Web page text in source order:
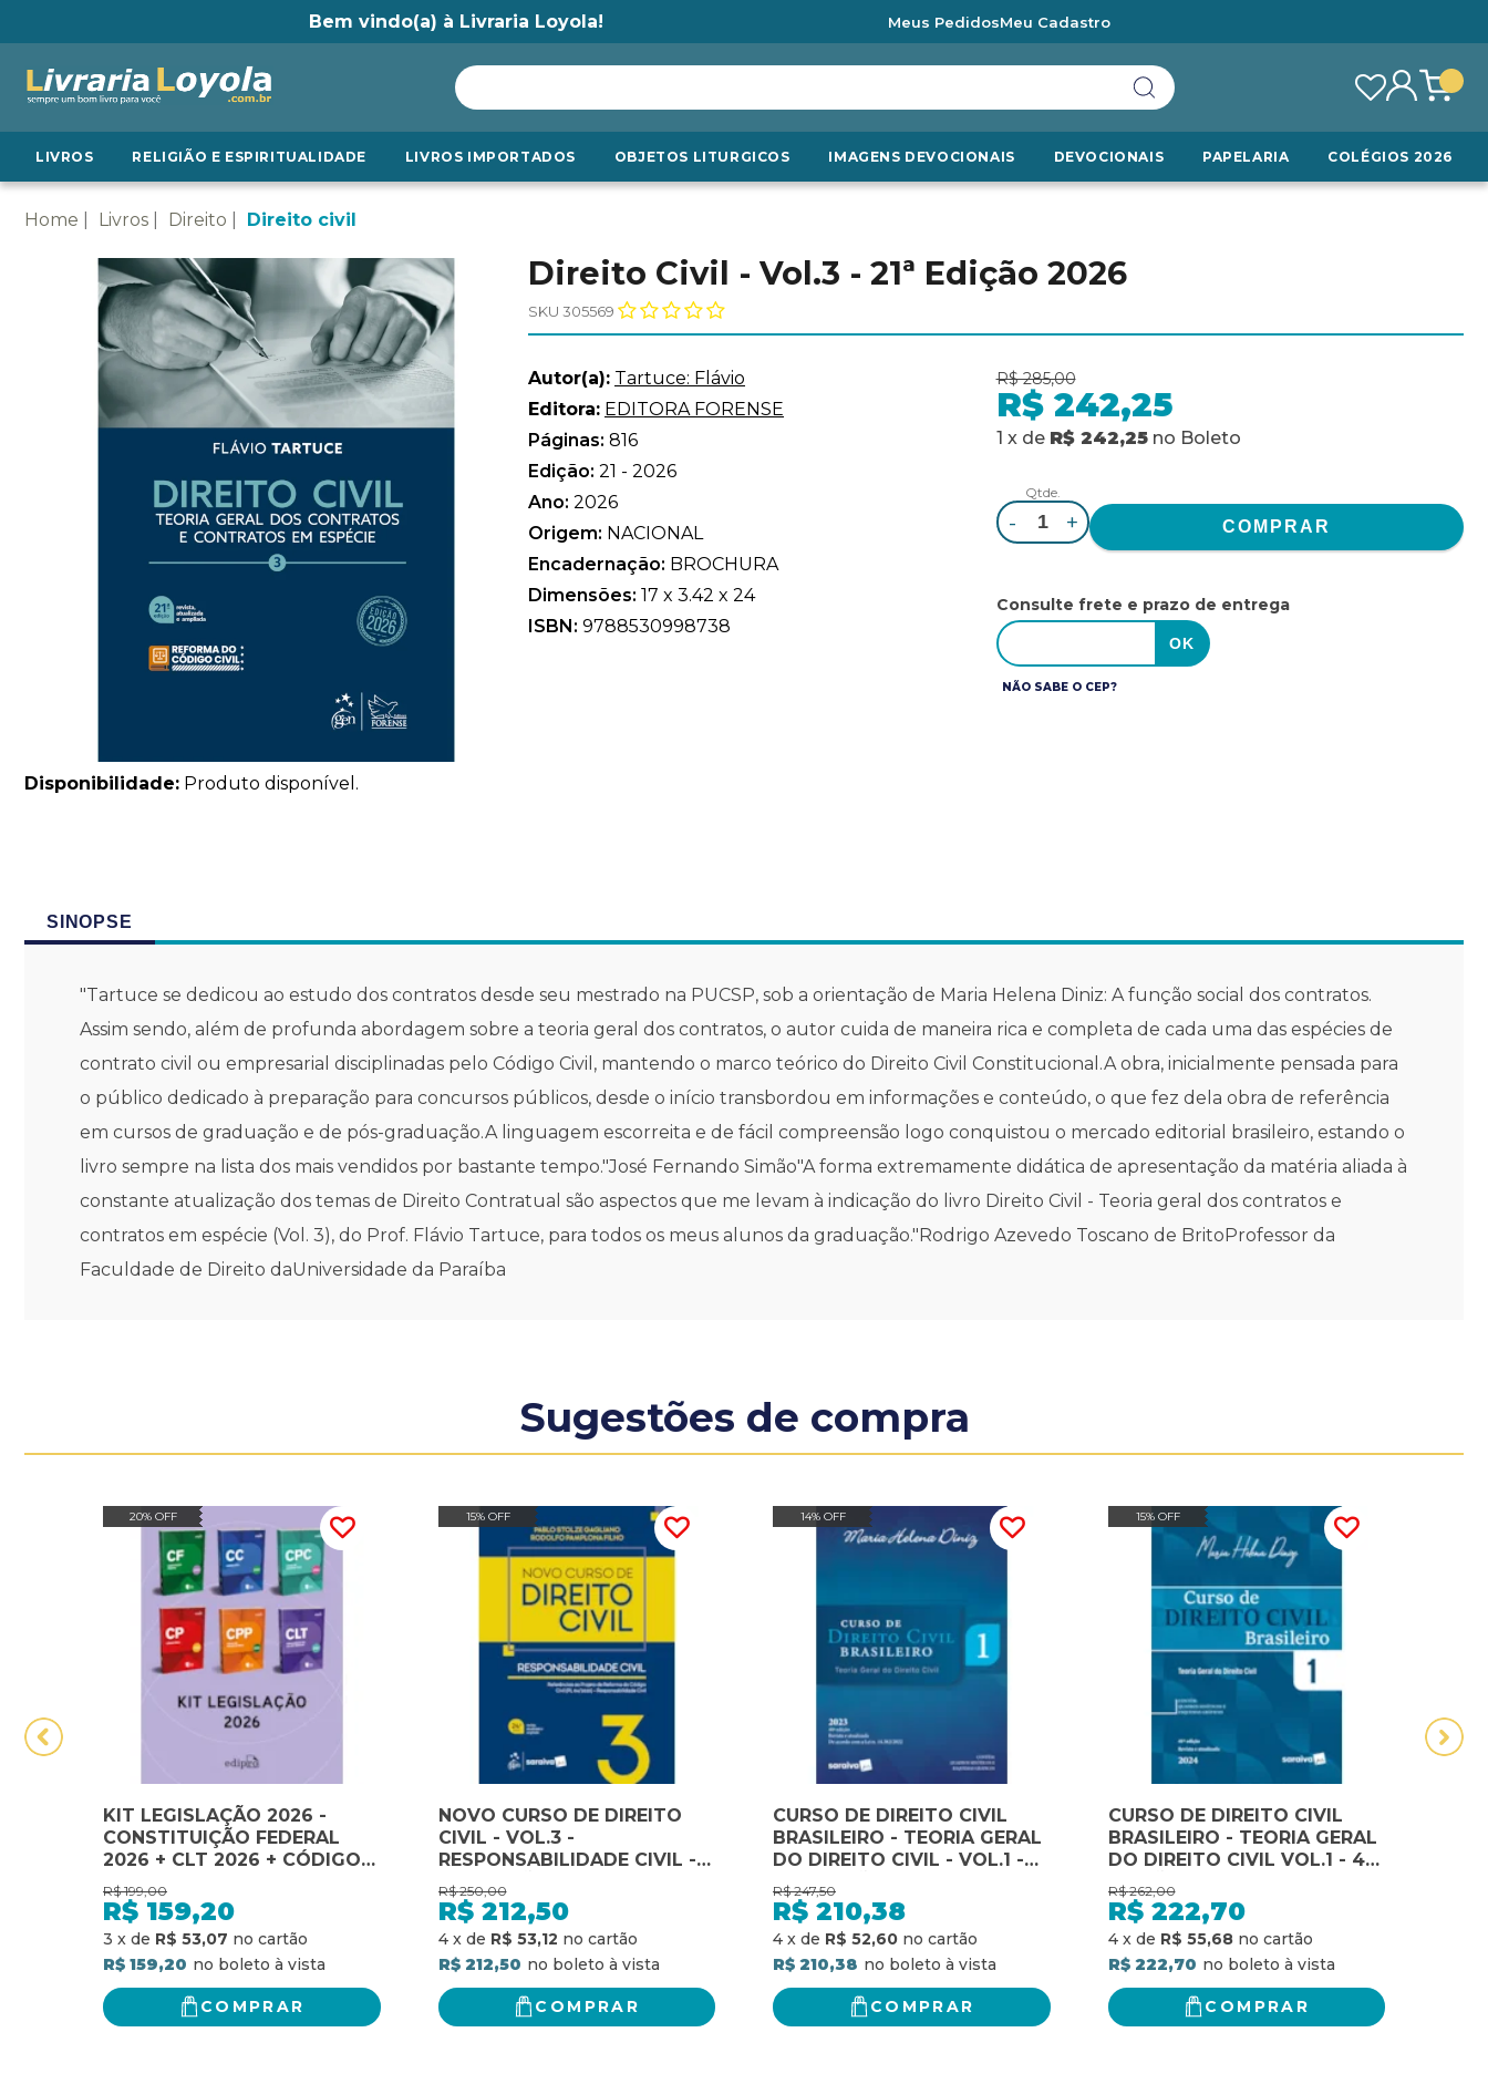
Bem vindo(a) à Livraria Loyola! Meus PedidosMeu Cadastro
LIVROS RELIGIÃO E ESPIRITUALIDADE LIVROS IMPORTADOS OBJETOS LITURGICOS IMAGENS DEVOCIONAIS DEVOCIONAIS PAPELARIA COLÉGIOS 2026
Home Livros Direito Direito civil
Disponibilidade: Produto disponível.
Direito Civil - Vol.3 - 21ª Edição 2026
SKU 305569
Autor(a): Tartuce: Flávio
Editora: EDITORA FORENSE
Páginas: 816
Edição: 21 - 2026
Ano: 2026
Origem: NACIONAL
Encadernação: BROCHURA
Dimensões: 17 x 3.42 x 24
ISBN: 9788530998738
R$ 285,00
R$ 242,25
1 x de R$ 242,25 no Boleto
Qtde.
- +
Consulte frete e prazo de entrega
NÃO SABE O CEP?
SINOPSE
"Tartuce se dedicou ao estudo dos contratos desde seu mestrado na PUCSP, sob a orientação de Maria Helena Diniz: A função social dos contratos.
Assim sendo, além de profunda abordagem sobre a teoria geral dos contratos, o autor cuida de maneira rica e completa de cada uma das espécies de
contrato civil ou empresarial disciplinadas pelo Código Civil, mantendo o marco teórico do Direito Civil Constitucional.A obra, inicialmente pensada para
o público dedicado à preparação para concursos públicos, desde o início transbordou em informações e conteúdo, o que fez dela obra de referência
em cursos de graduação e de pós-graduação.A linguagem escorreita e de fácil compreensão logo conquistou o mercado editorial brasileiro, estando o
livro sempre na lista dos mais vendidos por bastante tempo."José Fernando Simão"A forma extremamente didática de apresentação da matéria aliada à
constante atualização dos temas de Direito Contratual são aspectos que me levam à indicação do livro Direito Civil - Teoria geral dos contratos e
contratos em espécie (Vol. 3), do Prof. Flávio Tartuce, para todos os meus alunos da graduação."Rodrigo Azevedo Toscano de BritoProfessor da
Faculdade de Direito daUniversidade da Paraíba
Sugestões de compra
20% OFF
KIT LEGISLAÇÃO 2026 -
CONSTITUIÇÃO FEDERAL
2026 + CLT 2026 + CÓDIGO
CIVIL 2026 + CÓDIGO DE
PROCESSO CIVIL 2026 +
CÓDIGO PENAL 2026 +
CÓDIGO DE PROCESSO
PENAL 2026
R$ 199,00
R$ 159,20
3 x de R$ 53,07
R$ 159,20
COMPRAR
15% OFF
NOVO CURSO DE DIREITO
CIVIL - VOL.3 -
RESPONSABILIDADE CIVIL -
24ª EDIÇÃO 2026
R$ 250,00
R$ 212,50
4 x de R$ 53,12
R$ 212,50
COMPRAR
14% OFF
CURSO DE DIREITO CIVIL
BRASILEIRO - TEORIA GERAL
DO DIREITO CIVIL - VOL.1 -
40ª EDIÇÃO 2023
R$ 247,50
R$ 210,38
4 x de R$ 52,60
R$ 210,38
COMPRAR
15% OFF
CURSO DE DIREITO CIVIL
BRASILEIRO - TEORIA GERAL
DO DIREITO CIVIL VOL.1 - 41ª
EDIÇÃO 2024
R$ 262,00
R$ 222,70
4 x de R$ 55,68
R$ 222,70
COMPRAR